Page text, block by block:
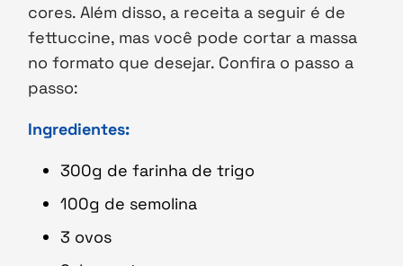
cores. Além disso, a receita a seguir é de
fettuccine, mas você pode cortar a massa
no formato que desejar. Confira o passo a
passo:
Ingredientes:
300g de farinha de trigo
100g de semolina
3 ovos